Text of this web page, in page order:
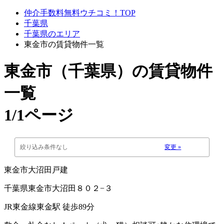
仲介手数料無料ウチコミ！TOP
千葉県
千葉県のエリア
東金市の賃貸物件一覧
東金市（千葉県） の賃貸物件
一覧
1/1ページ
絞り込み条件なし 変更 »
東金市大沼田戸建
千葉県東金市大沼田８０２−３
JR東金線東金駅 徒歩89分